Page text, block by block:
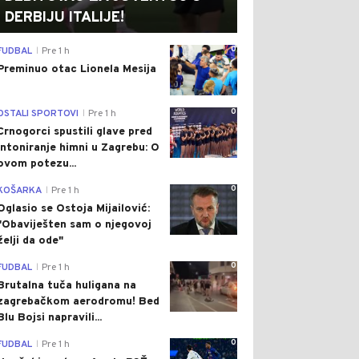
DERBIJU ITALIJE!
0
Pre 1 h
otac Lionela Mesija
0
SPORTOVI Pre 1 h
spustili glave pred
himni u Zagrebu: O
potezu...
0
Pre 1 h
se Ostoja Mijailović:
sam o njegovoj
da ode"
0
Pre 1 h
tuča huligana na
aerodromu! Bed
Bojsi napravili...
0
Pre 1 h